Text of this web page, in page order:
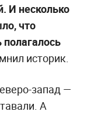
И несколько
что
историк.
запад —
А